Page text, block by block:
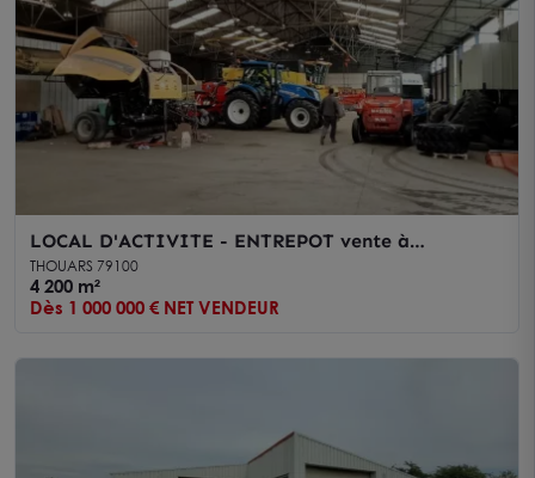
LOCAL D'ACTIVITE - ENTREPOT vente à
THOUARS 79100
THOUARS 79100
4 200 m²
Dès 1 000 000 € NET VENDEUR